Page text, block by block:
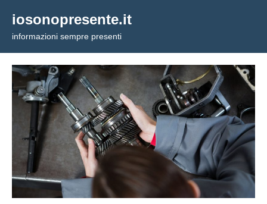
contenuto
iosonopresente.it
informazioni sempre presenti